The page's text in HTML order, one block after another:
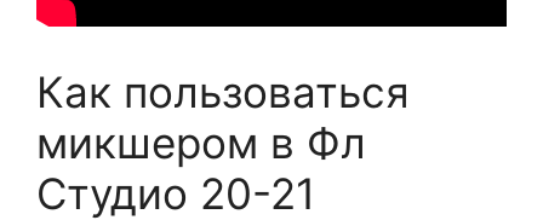
Как пользоваться
микшером в Фл
Студио 20-21